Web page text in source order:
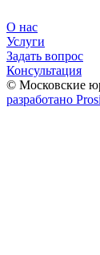
О нас
Услуги
Задать вопрос
Консультация
© Московские
разработано